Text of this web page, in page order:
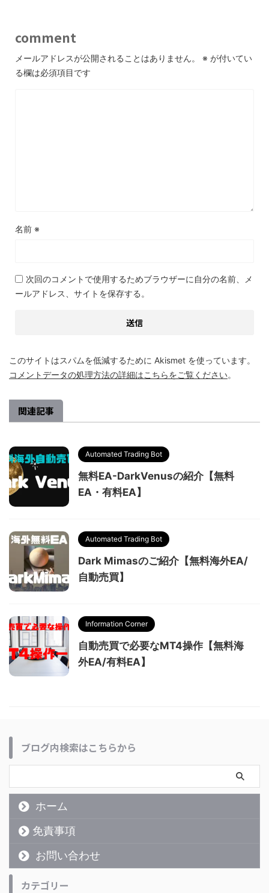
comment
メールアドレスが公開されることはありません。 ※ が付いてい
る欄は必須項目です
名前 ※
次回のコメントで使用するためブラウザーに自分の名前、メ
ールアドレス、サイトを保存する。
このサイトはスパムを低減するために Akismet を使っています。
コメントデータの処理方法の詳細はこちらをご覧ください。
関連記事
Automated Trading Bot
無料EA-DarkVenusの紹介【無料
EA・有料EA】
Automated Trading Bot
Dark Mimasのご紹介【無料海外EA/
自動売買】
Information Corner
自動売買で必要なMT4操作【無料海
外EA/有料EA】
ブログ内検索はこちらから
ホーム
免責事項
お問い合わせ
カテゴリー